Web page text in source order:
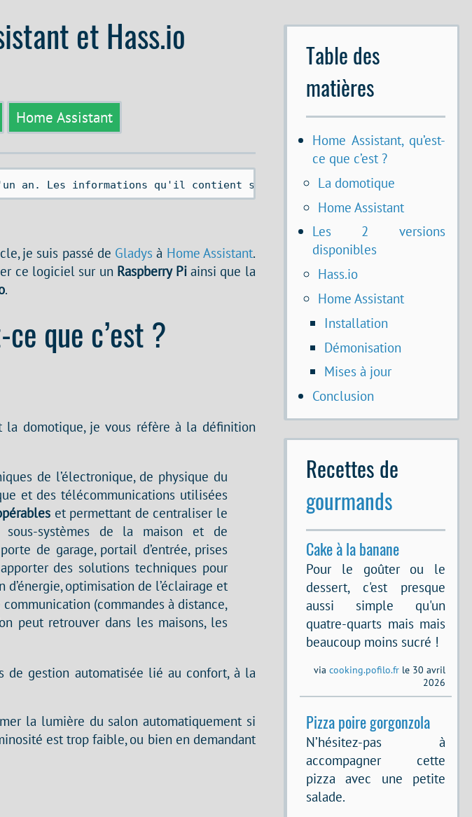
et Hass.io
Home Assistant
an. Les informations qu'il contient sont peut-être obsolètes.
je suis passé de Gladys à Home Assistant.
ce logiciel sur un Raspberry Piainsi que la
.
que c’est ?
la domotique, je vous réfère à la définition
de l’électronique, de physique du
et des télécommunications utilisées
et permettant de centraliser le
systèmes de la maison et de
de garage, portail d’entrée, prises
des solutions techniques pour
optimisation de l’éclairage et
(commandes à distance,
peut retrouver dans les maisons, les
de gestion automatisée lié au confort, à la
la lumière du salon automatiquement si
est trop faible, ou bien en demandant
Table des
matières
Home Assistant, qu’est-
ce que c’est ?
La domotique
Home Assistant
Les 2 versions
disponibles
Hass.io
Home Assistant
Installation
Démonisation
Mises à jour
Conclusion
Recettes de
gourmands
Cake à la banane
Pour le goûter ou le
dessert, c'est presque
aussi simple qu'un
quatre-quarts mais mais
beaucoup moins sucré !
viacooking.pofilo.fr le 30 avril
2026
Pizza poire gorgonzola
N’hésitez-pas à
accompagner cette
pizza avec une petite
salade.